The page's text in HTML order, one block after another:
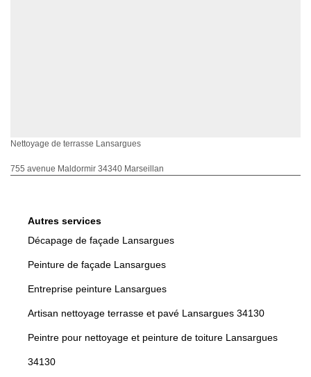
Nettoyage de terrasse Lansargues
755 avenue Maldormir 34340 Marseillan
Autres services
Décapage de façade Lansargues
Peinture de façade Lansargues
Entreprise peinture Lansargues
Artisan nettoyage terrasse et pavé Lansargues 34130
Peintre pour nettoyage et peinture de toiture Lansargues
34130